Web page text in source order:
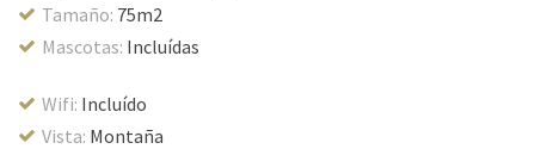
Tamaño: 75m2
Mascotas: Incluídas
Wifi: Incluído
Vista: Montaña